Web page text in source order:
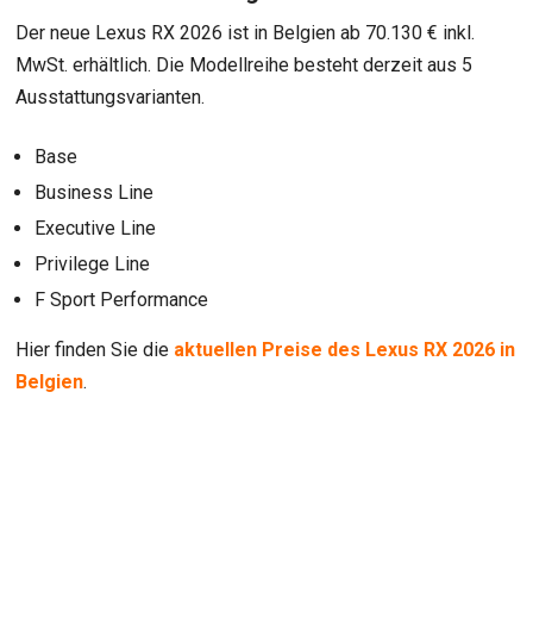
Der neue Lexus RX 2026 ist in Belgien ab 70.130 € inkl.
MwSt. erhältlich. Die Modellreihe besteht derzeit aus 5
Ausstattungsvarianten.
Base
Business Line
Executive Line
Privilege Line
F Sport Performance
Hier finden Sie die aktuellen Preise des Lexus RX 2026 in
Belgien.